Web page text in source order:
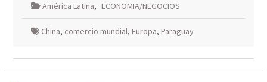
América Latina, ECONOMIA/NEGOCIOS
China, comercio mundial, Europa, Paraguay